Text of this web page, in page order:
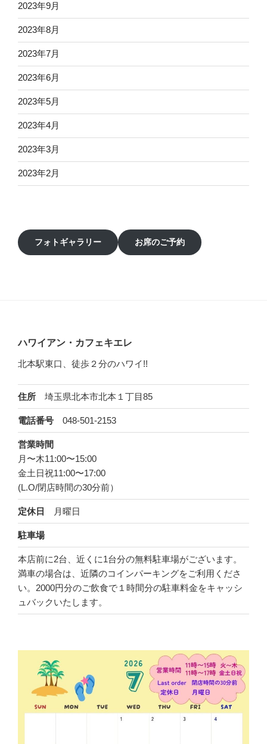
2023年9月
2023年8月
2023年7月
2023年6月
2023年5月
2023年4月
2023年3月
2023年2月
フォトギャラリー お席のご予約
ハワイアン・カフェキエレ
北本駅東口、徒歩２分のハワイ!!
住所 埼玉県北本市北本１丁目85
電話番号 048-501-2153
営業時間
月〜木11:00〜15:00
金土日祝11:00〜17:00
(L.O/閉店時間の30分前）
定休日 月曜日
駐車場
本店前に2台、近くに1台分の無料駐車場がございます。
満車の場合は、近隣のコインパーキングをご利用くださ
い。2000円分のご飲食で１時間分の駐車料金をキャッシ
ュバックいたします。